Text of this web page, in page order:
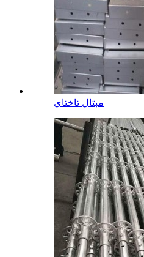
مېتال تاختاي